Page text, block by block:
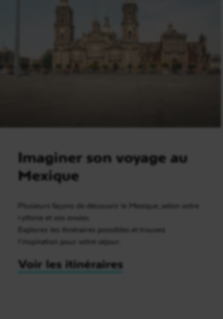
Imaginer son voyage au
Mexique
Plusieurs façons de découvrir le Mexique, selon votre
rythme et vos envies.
Explorez les itinéraires possibles et trouvez
l’inspiration pour votre séjour.
Voir les itinéraires